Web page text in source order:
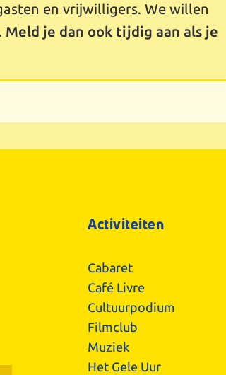
en vrijwilligers. We willen
Meld je dan ook tijdig aan als je
Activiteiten
Cabaret
Café Livre
Cultuurpodium
Filmclub
Muziek
Het Gele Uur